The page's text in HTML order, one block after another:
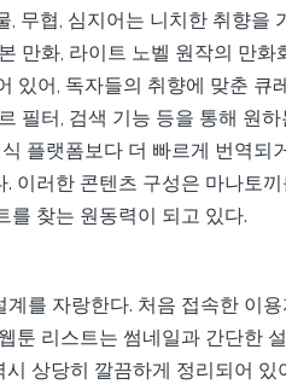
, 무협, 심지어는 니치한 취향을
만화, 라이트 노벨 원작의 만화
있어, 독자들의 취향에 맞춘 큐
필터, 검색 기능 등을 통해 원
플랫폼보다 더 빠르게 번역되
이러한 콘텐츠 구성은 마나토
를 찾는 원동력이 되고 있다.
를 자랑한다. 처음 접속한 이
툰 리스트는 썸네일과 간단한
상당히 깔끔하게 정리되어 있